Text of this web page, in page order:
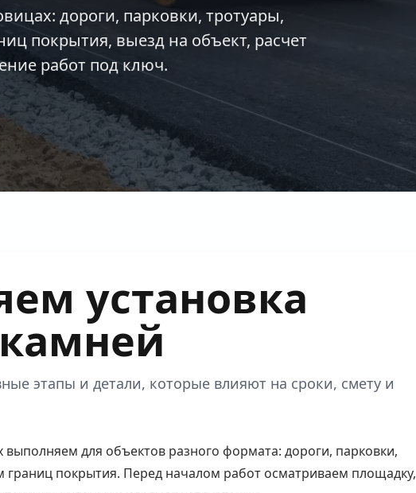
дороги, парковки, тротуары,
покрытия, выезд на объект, расчет
работ под ключ.
установка
этапы и детали, которые влияют на сроки, смету и
для объектов разного формата: дороги, парковки,
покрытия. Перед началом работ осматриваем площадку,